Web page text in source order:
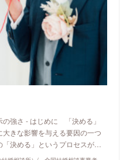
強さ - はじめに 「決める」
きな影響を与える要因の一つ
決める」というプロセスが…